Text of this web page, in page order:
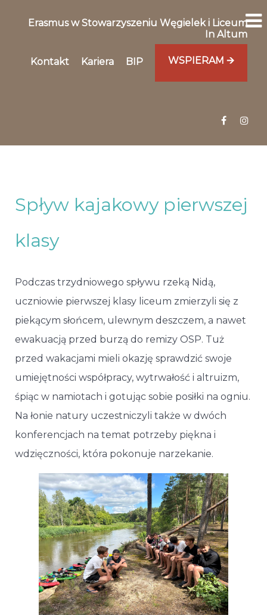
Erasmus w Stowarzyszeniu Węgielek i Liceum
In Altum
Kontakt Kariera BIP WSPIERAM 🡪
Spływ kajakowy pierwszej
klasy
Podczas trzydniowego spływu rzeką Nidą,
uczniowie pierwszej klasy liceum zmierzyli się z
piekącym słońcem, ulewnym deszczem, a nawet
ewakuacją przed burzą do remizy OSP. Tuż
przed wakacjami mieli okazję sprawdzić swoje
umiejętności współpracy, wytrwałość i altruizm,
śpiąc w namiotach i gotując sobie posiłki na ogniu.
Na łonie natury uczestniczyli także w dwóch
konferencjach na temat potrzeby piękna i
wdzięczności, która pokonuje narzekanie.